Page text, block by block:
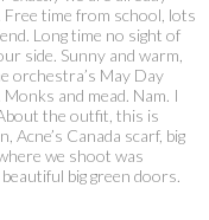
Free time from school, lots
Long time no sight of
side. Sunny and warm,
orchestra’s May Day
and mead. Nam. I
the outfit, this is
Acne’s Canada scarf, big
we shoot was
big green doors.